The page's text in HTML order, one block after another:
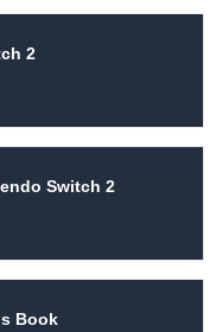
2
Switch 2
Book